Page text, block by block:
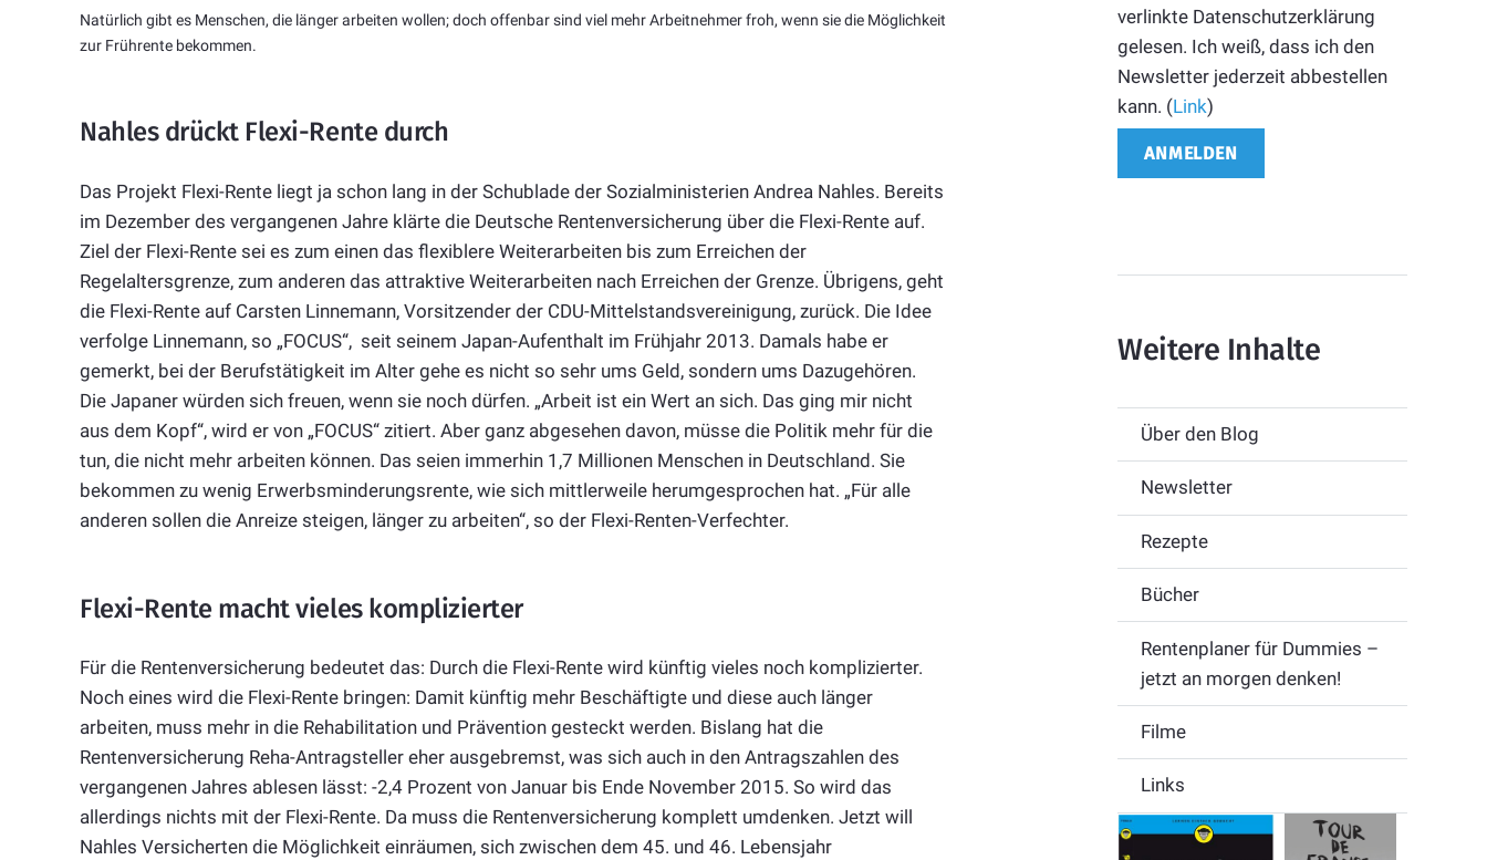
Natürlich gibt es Menschen, die länger arbeiten wollen; doch offenbar sind viel mehr Arbeitnehmer froh, wenn sie die Möglichkeit
zur Frührente bekommen.
Nahles drückt Flexi-Rente durch
Das Projekt Flexi-Rente liegt ja schon lang in der Schublade der Sozialministerien Andrea Nahles. Bereits
im Dezember des vergangenen Jahre klärte die Deutsche Rentenversicherung über die Flexi-Rente auf.
Ziel der Flexi-Rente sei es zum einen das flexiblere Weiterarbeiten bis zum Erreichen der
Regelaltersgrenze, zum anderen das attraktive Weiterarbeiten nach Erreichen der Grenze. Übrigens, geht
die Flexi-Rente auf Carsten Linnemann, Vorsitzender der CDU-Mittelstandsvereinigung, zurück. Die Idee
verfolge Linnemann, so „FOCUS“, seit seinem Japan-Aufenthalt im Frühjahr 2013. Damals habe er
gemerkt, bei der Berufstätigkeit im Alter gehe es nicht so sehr ums Geld, sondern ums Dazugehören.
Die Japaner würden sich freuen, wenn sie noch dürfen. „Arbeit ist ein Wert an sich. Das ging mir nicht
aus dem Kopf“, wird er von „FOCUS“ zitiert. Aber ganz abgesehen davon, müsse die Politik mehr für die
tun, die nicht mehr arbeiten können. Das seien immerhin 1,7 Millionen Menschen in Deutschland. Sie
bekommen zu wenig Erwerbsminderungsrente, wie sich mittlerweile herumgesprochen hat. „Für alle
anderen sollen die Anreize steigen, länger zu arbeiten“, so der Flexi-Renten-Verfechter.
Flexi-Rente macht vieles komplizierter
Für die Rentenversicherung bedeutet das: Durch die Flexi-Rente wird künftig vieles noch komplizierter.
Noch eines wird die Flexi-Rente bringen: Damit künftig mehr Beschäftigte und diese auch länger
arbeiten, muss mehr in die Rehabilitation und Prävention gesteckt werden. Bislang hat die
Rentenversicherung Reha-Antragsteller eher ausgebremst, was sich auch in den Antragszahlen des
vergangenen Jahres ablesen lässt: -2,4 Prozent von Januar bis Ende November 2015. So wird das
allerdings nichts mit der Flexi-Rente. Da muss die Rentenversicherung komplett umdenken. Jetzt will
Nahles Versicherten die Möglichkeit einräumen, sich zwischen dem 45. und 46. Lebensjahr
verlinkte Datenschutzerklärung
gelesen. Ich weiß, dass ich den
Newsletter jederzeit abbestellen
kann. (Link)
Weitere Inhalte
Über den Blog
Newsletter
Rezepte
Bücher
Rentenplaner für Dummies –
jetzt an morgen denken!
Filme
Links